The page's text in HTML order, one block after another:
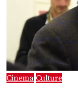
Cinema Culture